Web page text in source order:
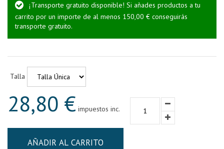
¡Transporte gratuito disponible! Si añades productos a tu
carrito por un importe de al menos 150,00 € conseguirás
transporte gratuito.
Talla
28,80 € impuestos inc.
AÑADIR AL CARRITO